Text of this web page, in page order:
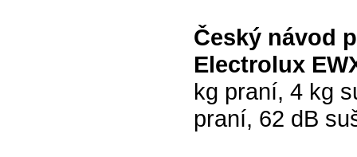
Český návod
Electrolux
kg praní, 4 kg
praní, 62 dB